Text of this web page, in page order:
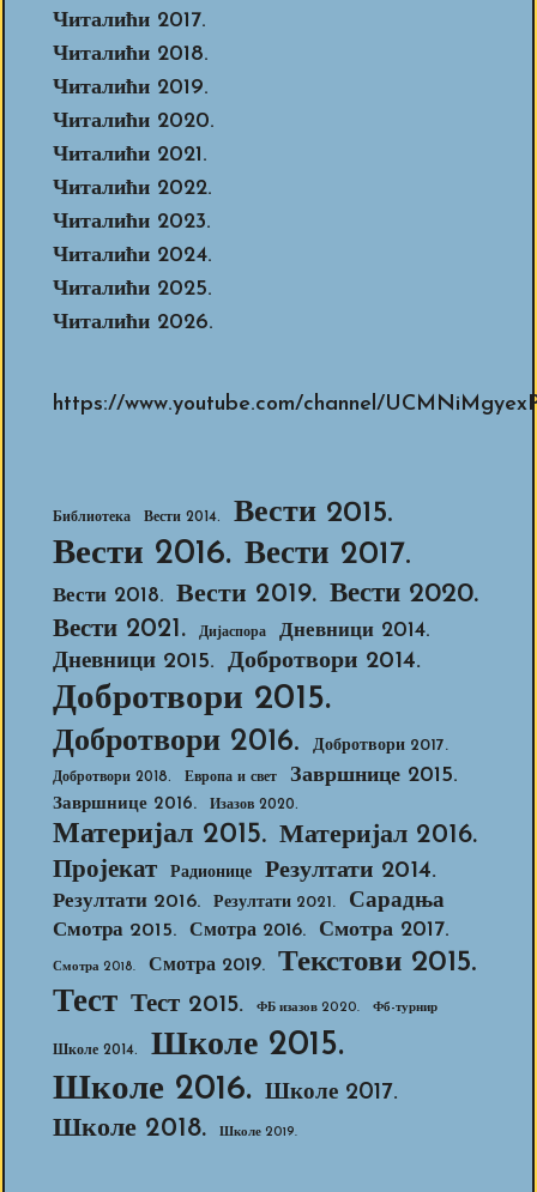
Читалићи 2017.
Читалићи 2018.
Читалићи 2019.
Читалићи 2020.
Читалићи 2021.
Читалићи 2022.
Читалићи 2023.
Читалићи 2024.
Читалићи 2025.
Читалићи 2026.
https://www.youtube.com/channel/
Библиотека Вести 2014. Вести 2015.
Вести 2016. Вести 2017.
Вести 2018. Вести 2019. Вести 2020.
Вести 2021. Дијаспора Дневници 2014.
Дневници 2015. Добротвори 2014.
Добротвори 2015.
Добротвори 2016. Добротвори 2017.
Добротвори 2018. Европа и свет Завршнице 2015.
Завршнице 2016. Изазов 2020.
Материјал 2015. Материјал 2016.
Пројекат Радионице Резултати 2014.
Резултати 2016. Резултати 2021. Сарадња
Смотра 2015. Смотра 2016. Смотра 2017.
Смотра 2018. Смотра 2019. Текстови 2015.
Тест Тест 2015. ФБ изазов 2020. Фб-турнир
Школе 2014.
Школе 2015.
Школе 2016. Школе 2017.
Школе 2018. Школе 2019.